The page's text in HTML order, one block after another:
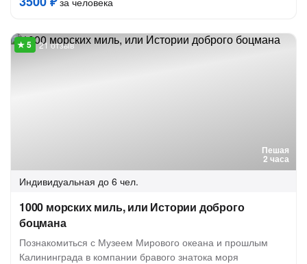
Пешая
2 часа
21 отзыв
Индивидуальная до 6 чел.
1000 морских миль, или Истории доброго
боцмана
Познакомиться с Музеем Мирового океана и прошлым
Калининграда в компании бравого знатока моря